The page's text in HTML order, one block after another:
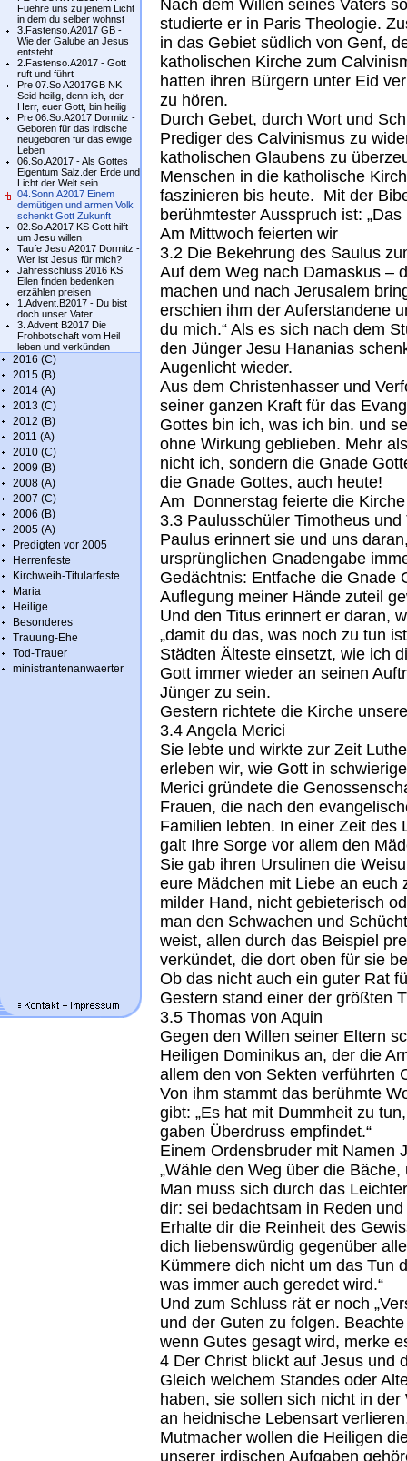
Fuehre uns zu jenem Licht
in dem du selber wohnst
3.Fastenso.A2017 GB -
Wie der Galube an Jesus
entsteht
2.Fastenso.A2017 - Gott
ruft und führt
Pre 07.So A2017GB NK
Seid heilig, denn ich, der
Herr, euer Gott, bin heilig
Pre 06.So.A2017 Dormitz -
Geboren für das irdische
neugeboren für das ewige
Leben
06.So.A2017 - Als Gottes
Eigentum Salz.der Erde und
Licht der Welt sein
04.Sonn.A2017 Einem
demütigen und armen Volk
schenkt Gott Zukunft
02.So.A2017 KS Gott hilft
um Jesu willen
Taufe Jesu A2017 Dormitz -
Wer ist Jesus für mich?
Jahresschluss 2016 KS
Eilen finden bedenken
erzählen preisen
1.Advent.B2017 - Du bist
doch unser Vater
3. Advent B2017 Die
Frohbotschaft vom Heil
leben und verkünden
2016 (C)
2015 (B)
2014 (A)
2013 (C)
2012 (B)
2011 (A)
2010 (C)
2009 (B)
2008 (A)
2007 (C)
2006 (B)
2005 (A)
Predigten vor 2005
Herrenfeste
Kirchweih-Titularfeste
Maria
Heilige
Besonderes
Trauung-Ehe
Tod-Trauer
ministrantenanwaerter
Nach dem Willen seines Vaters
studierte er in Paris Theologie.
in das Gebiet südlich von Genf,
katholischen Kirche zum
hatten ihren Bürgern unter Eid
zu hören.
Durch Gebet, durch Wort und
Prediger des Calvinismus zu
katholischen Glaubens zu
Menschen in die katholische
faszinieren bis heute. Mit der
berühmtester Ausspruch ist:
Am Mittwoch feierten wir
3.2 Die Bekehrung des Saulus
Auf dem Weg nach Damaskus –
machen und nach Jerusalem
erschien ihm der Auferstandene
du mich.“ Als es sich nach dem
den Jünger Jesu Hananias
Augenlicht wieder.
Aus dem Christenhasser und
seiner ganzen Kraft für das
Gottes bin ich, was ich bin. und
ohne Wirkung geblieben. Mehr
nicht ich, sondern die Gnade
die Gnade Gottes, auch heute!
Am Donnerstag feierte die
3.3 Paulusschüler Timotheus und
Paulus erinnert sie und uns
ursprünglichen Gnadengabe
Gedächtnis: Entfache die Gnade
Auflegung meiner Hände zuteil
Und den Titus erinnert er daran,
„damit du das, was noch zu tun
Städten Älteste einsetzt, wie ich
Gott immer wieder an seinen
Jünger zu
Gestern richtete die Kirche
3.4 Angela Merici
Sie lebte und wirkte zur Zeit
erleben wir, wie Gott in
Merici gründete die
Frauen, die nach den
Familien lebten. In einer Zeit des
galt Ihre Sorge vor allem den
Sie gab ihren Ursulinen die
eure Mädchen mit Liebe an euch
milder Hand, nicht gebieterisch
man den Schwachen und
weist, allen durch das Beispiel
verkündet, die dort oben für sie
Ob das nicht auch ein guter Rat
Gestern stand einer der größten
3.5 Thomas von Aquin
Gegen den Willen seiner Eltern
Heiligen Dominikus an, der die
allem den von Sekten verführten
Von ihm stammt das berühmte
gibt: „Es hat mit Dummheit zu
gaben Überdruss empfindet.“
Einem Ordensbruder mit Namen
„Wähle den Weg über die
Man muss sich durch das
dir: sei bedachtsam in Reden
Erhalte dir die Reinheit des
dich liebenswürdig gegenüber
Kümmere dich nicht um das Tun
was immer auch geredet wird.“
Und zum Schluss rät er noch
und der Guten zu folgen.
wenn Gutes gesagt wird, merke
4 Der Christ blickt auf Jesus und
Gleich welchem Standes oder
haben, sie sollen sich nicht in
an heidnische Lebensart
Mutmacher wollen die Heiligen
unserer irdischen Aufgaben